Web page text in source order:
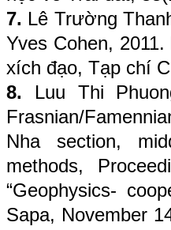
7. Lê Trường
Yves Cohen,
xích đạo, Tạp chí
8. Luu Thi
Frasnian/
Nha section,
methods,
“Geophysics-
Sapa, November